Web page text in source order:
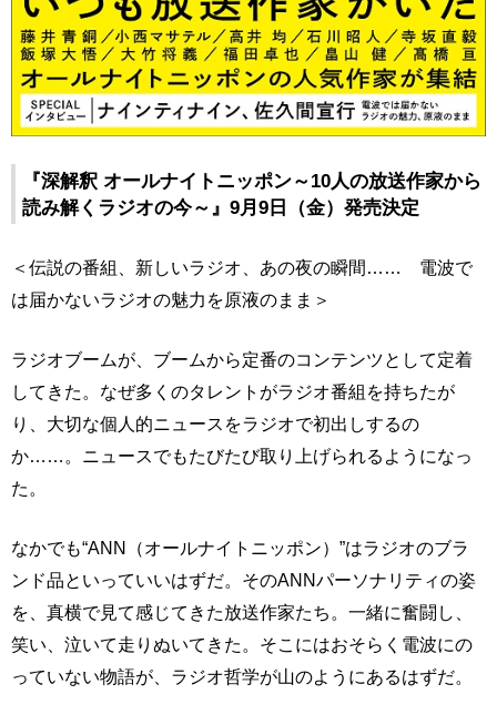
『深解釈 オールナイトニッポン～10人の放送作家から
読み解くラジオの今～』9月9日（金）発売決定
＜伝説の番組、新しいラジオ、あの夜の瞬間…… 電波で
は届かないラジオの魅力を原液のまま＞
ラジオブームが、ブームから定番のコンテンツとして定着
してきた。なぜ多くのタレントがラジオ番組を持ちたが
り、大切な個人的ニュースをラジオで初出しするの
か……。ニュースでもたびたび取り上げられるようになっ
た。
なかでも“ANN（オールナイトニッポン）”はラジオのブラ
ンド品といっていいはずだ。そのANNパーソナリティの姿
を、真横で見て感じてきた放送作家たち。一緒に奮闘し、
笑い、泣いて走りぬいてきた。そこにはおそらく電波にの
っていない物語が、ラジオ哲学が山のようにあるはずだ。